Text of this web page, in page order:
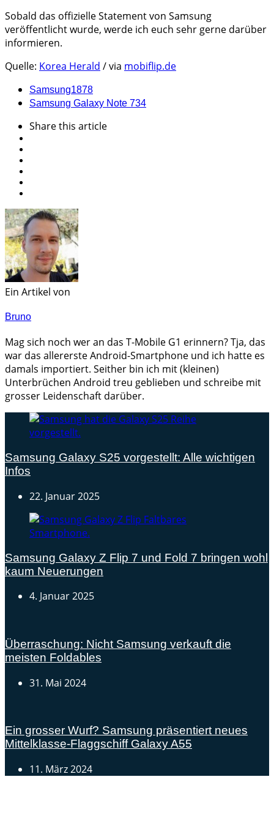
Sobald das offizielle Statement von Samsung
veröffentlicht wurde, werde ich euch sehr gerne darüber
informieren.
Quelle: Korea Herald / via mobiflip.de
Samsung1878
Samsung Galaxy Note 734
Sharethis article
Ein Artikel von
Bruno
Mag sich noch wer an das T-Mobile G1 erinnern? Tja, das
war das allererste Android-Smartphone und ich hatte es
damals importiert. Seither bin ich mit (kleinen)
Unterbrüchen Android treu geblieben und schreibe mit
grosser Leidenschaft darüber.
Samsung Galaxy S25 vorgestellt: Alle wichtigen
Infos
22. Januar 2025
Samsung Galaxy Z Flip 7 und Fold 7 bringen wohl
kaum Neuerungen
4. Januar 2025
Überraschung: Nicht Samsung verkauft die
meisten Foldables
31. Mai 2024
Ein grosser Wurf? Samsung präsentiert neues
Mittelklasse-Flaggschiff Galaxy A55
11. März 2024